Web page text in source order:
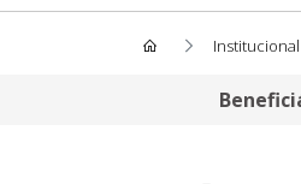
Institucional